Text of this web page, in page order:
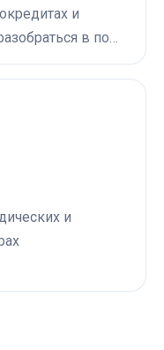
и
в по…
и